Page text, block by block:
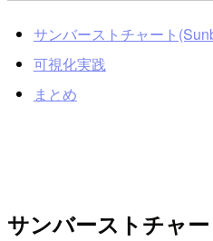
サンバーストチャート
可視化実践
まとめ
サンバーストチャ